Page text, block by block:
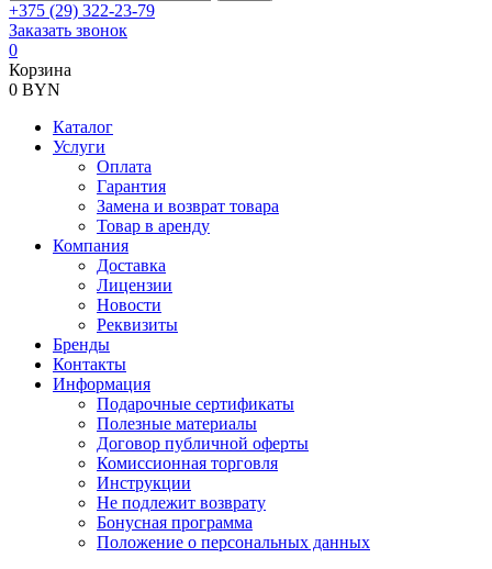
+375 (29) 322-23-79
Заказать звонок
0
Корзина
0 BYN
Каталог
Услуги
Оплата
Гарантия
Замена и возврат товара
Товар в аренду
Компания
Доставка
Лицензии
Новости
Реквизиты
Бренды
Контакты
Информация
Подарочные сертификаты
Полезные материалы
Договор публичной оферты
Комиссионная торговля
Инструкции
Не подлежит возврату
Бонусная программа
Положение о персональных данных